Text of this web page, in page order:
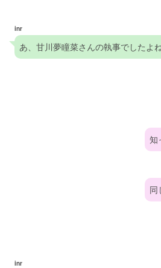
inr
あ、甘川夢瞳菜さんの執事でしたよ
知
同
inr